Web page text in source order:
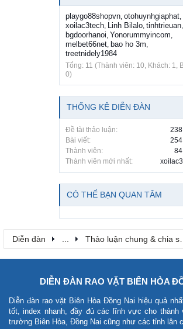
playgo88shopvn otohuynhgiaphat
xoilac3tech Linh Bilalo tinhtrieuan
bgdoorhanoi Yonorummyincom
melbet66net bao ho 3m
treetnidely1984
Tổng: 11 (Thành viên: 10, Khách: 1,
0)
THỐNG KÊ DIỄN ĐÀN
Đề tài thảo luận:
Bài viết:
Thành viên:
Thành viên mới nhất:
CÓ THỂ BẠN QUAN TÂM
Diễn đàn Thảo luận chung & chia
DIỄN ĐÀN RAO VẶT BIÊN HÒA
Diễn đàn rao vặt Biên Hòa Đồng Nai hiệu quả
tốt, index nhanh, đầy đủ các lĩnh vực cho thành
trường Biên Hòa, Đồng Nai cũng như các tỉnh lân